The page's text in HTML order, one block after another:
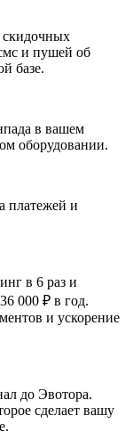
и пушей об
базе.
в вашем
оборудовании.
платежей и
в 6 раз и
000 ₽ в год.
и ускорение
до Эвотора.
сделает вашу